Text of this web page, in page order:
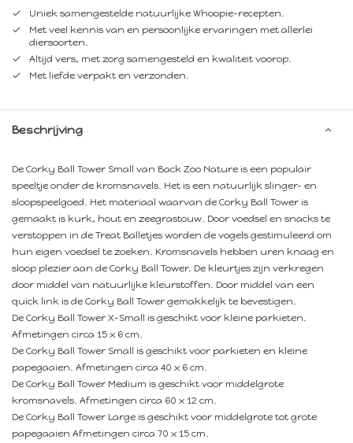
Uniek samengestelde natuurlijke Whoopie-recepten.
Met veel kennis van en persoonlijke ervaringen met allerlei
diersoorten.
Altijd vers, met zorg samengesteld en kwaliteit voorop.
Met liefde verpakt en verzonden.
Beschrijving
De Corky Ball Tower Small van Back Zoo Nature is een populair
speeltje onder de kromsnavels. Het is een natuurlijk slinger- en
sloopspeelgoed. Het materiaal waarvan de Corky Ball Tower is
gemaakt is kurk, hout en zeegrastouw. Door voedsel en snacks te
verstoppen in de Treat Balletjes worden de vogels gestimuleerd om
hun eigen voedsel te zoeken. Kromsnavels hebben uren knaag en
sloop plezier aan de Corky Ball Tower. De kleurtjes zijn verkregen
door middel van natuurlijke kleurstoffen. Door middel van een
quick link is de Corky Ball Tower gemakkelijk te bevestigen.
De Corky Ball Tower X-Small is geschikt voor kleine parkieten.
Afmetingen circa 15 x 6 cm.
De Corky Ball Tower Small is geschikt voor parkieten en kleine
papegaaien. Afmetingen circa 40 x 6 cm.
De Corky Ball Tower Medium is geschikt voor middelgrote
kromsnavels. Afmetingen circa 60 x 12 cm.
De Corky Ball Tower Large is geschikt voor middelgrote tot grote
papegaaien Afmetingen circa 70 x 15 cm.